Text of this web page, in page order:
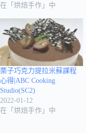
在「烘焙手作」中
栗子巧克力提拉米蘇課程
心得|ABC Cooking
Studio(SC2)
2022-01-12
在「烘焙手作」中